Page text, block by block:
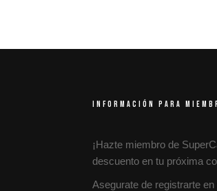
INFORMACIÓN PARA
¡Hazte miembro de
descuento en tu próxima
Asegurate de registrarte